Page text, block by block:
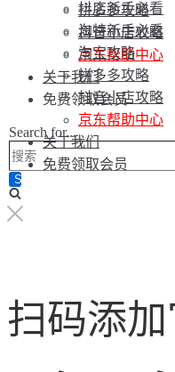
拼多多攻略
抖音小店攻略
京东帮助中心
关于我们
免费领取会员
Search for...
抖店新手必看
淘特新手必看
淘宝攻略
拼多多攻略
抖音小店攻略
京东帮助中心
关于我们
免费领取会员
扫码添